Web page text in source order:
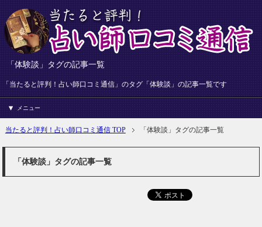
「体験談」タグの記事一覧
「当たると評判！占い師口コミ通信」のタグ「体験談」の記事一覧です
メニュー
当たると評判！占い師口コミ通信 TOP 「体験談」タグの記事一覧
「体験談」タグの記事一覧